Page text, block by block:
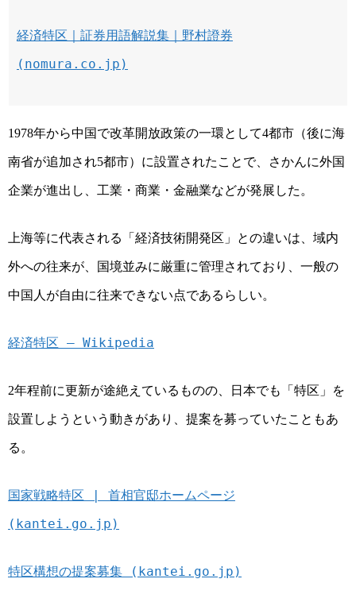
経済特区｜証券用語解説集｜野村證券
(nomura.co.jp)
1978年から中国で改革開放政策の一環として4都市（後に海
南省が追加され5都市）に設置されたことで、さかんに外国
企業が進出し、工業・商業・金融業などが発展した。
上海等に代表される 「経済技術開発区」との違いは、域内
外への往来が、国境並みに厳重に管理されており、一般の
中国人が自由に往来できない点であるらしい。
経済特区 – Wikipedia
2年程前に更新が途絶えているものの、日本でも「特区」を
設置しようという動きがあり、提案を募っていたこともあ
る。
国家戦略特区 | 首相官邸ホームページ
(kantei.go.jp)
特区構想の提案募集 (kantei.go.jp)